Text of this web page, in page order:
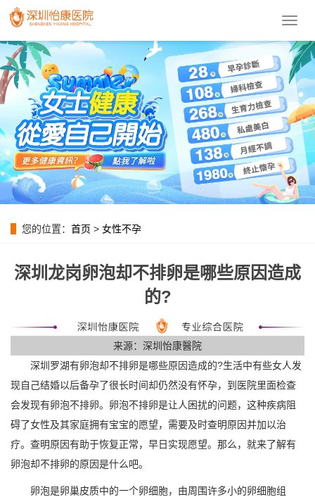
導
菜
單
您的位置： 首页 > 女性不孕
深圳龙岗卵泡却不排卵是哪些原因造成
的?
来源：深圳怡康醫院
深圳罗湖有卵泡却不排卵是哪些原因造成的?生活中有些女人发
现自己结婚以后备孕了很长时间却仍然没有怀孕，到医院里面检查
会发现有卵泡不排卵。卵泡不排卵是让人困扰的问题，这种疾病阻
碍了女性及其家庭拥有宝宝的愿望，需要及时查明原因并加以治
疗。查明原因有助于恢复正常，早日实现愿望。那么，就来了解有
卵泡却不排卵的原因是什么吧。
卵泡是卵巢皮质中的一个卵细胞，由周围许多小的卵细胞组